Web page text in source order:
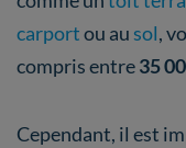
carportou ausol,
compris entre35
Cependant, il est